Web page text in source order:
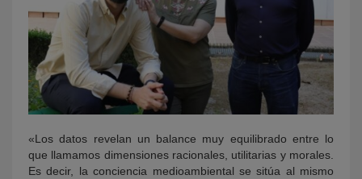
«Los datos revelan un balance muy equilibrado entre lo
que llamamos dimensiones racionales, utilitarias y morales.
Es decir, la conciencia medioambiental se sitúa al mismo